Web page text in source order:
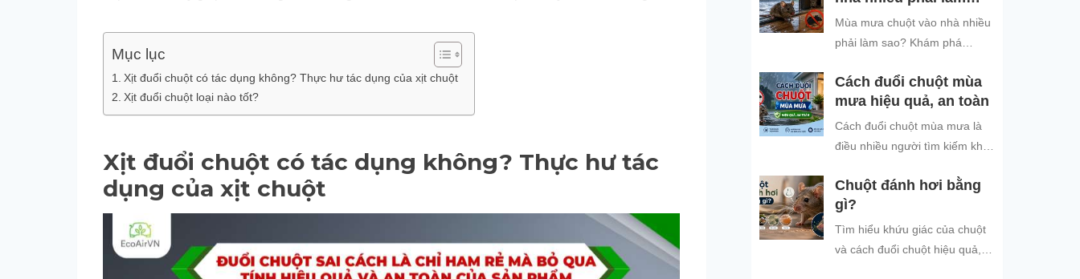
Mục lục
Xịt đuổi chuột có tác dụng không? Thực hư tác dụng của xịt chuột
Xịt đuổi chuột loại nào tốt?
Xịt đuổi chuột có tác dụng không? Thực hư tác
dụng của xịt chuột
gian sống sạch sẽ, bảo vệ gia
đình và đón năm mới an tâm.
sao?
Mùa mưa chuột vào nhà nhiều
phải làm sao? Khám phá
ẩn khi trời mưa và các cách
đuổi chuột, ngăn chuột xâm
nhập hiệu quả, an toàn, giúp
bảo vệ không gian sống sạch
Cách đuổi chuột mùa
mưa hiệu quả, an toàn
Cách đuổi chuột mùa mưa là
điều nhiều người tìm kiếm khi
khiến tình trạng chuột vào nhà
trú...
Chuột đánh hơi bằng
gì?
Tìm hiểu khứu giác của chuột
và cách đuổi chuột hiệu quả,